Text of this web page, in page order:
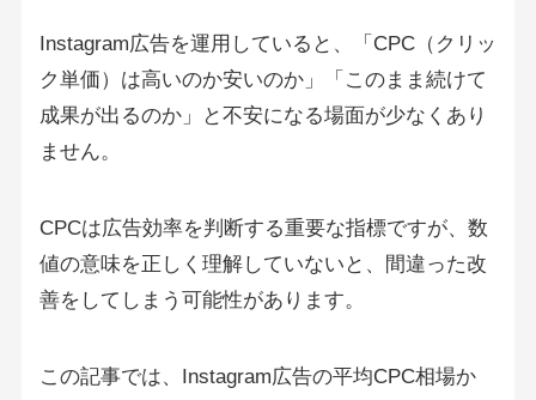
Instagram広告を運用していると、「CPC（クリッ
ク単価）は高いのか安いのか」「このまま続けて
成果が出るのか」と不安になる場面が少なくあり
ません。
CPCは広告効率を判断する重要な指標ですが、数
値の意味を正しく理解していないと、間違った改
善をしてしまう可能性があります。
この記事では、Instagram広告の平均CPC相場か